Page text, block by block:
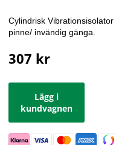
Cylindrisk
pinne/ invändig gänga.
307 kr
Lägg i
kundvagnen